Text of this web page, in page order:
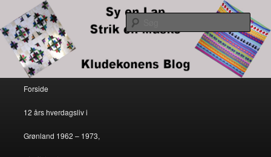
Sy en lap – strik en maske
Kludekonens blog
Søg
Fortsæt til primært indhold
Fortsæt til sekundært indhold
Forside
12 års hverdagsliv i
Grønland 1962 – 1973,